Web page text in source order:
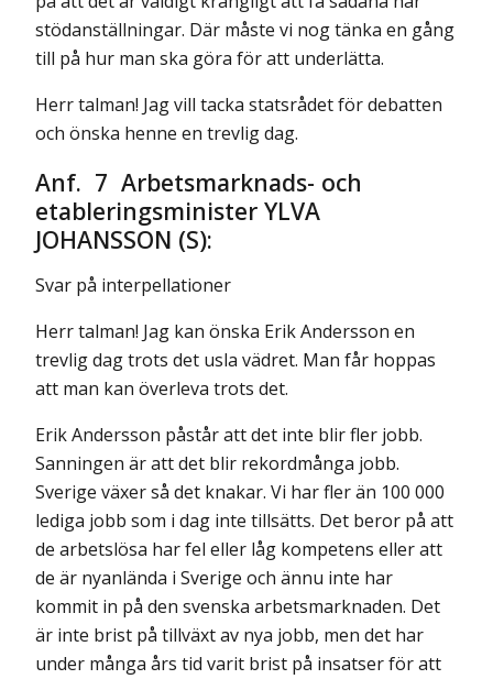
stödanställningar. Där måste vi nog tänka en gång
till på hur man ska göra för att underlätta.
Herr talman! Jag vill tacka statsrådet för debatten
och önska henne en trevlig dag.
Anf. 7 Arbetsmarknads- och
etableringsminister YLVA
JOHANSSON (S):
Svar på interpellationer
Herr talman! Jag kan önska Erik Andersson en
trevlig dag trots det usla vädret. Man får hoppas
att man kan överleva trots det.
Erik Andersson påstår att det inte blir fler jobb.
Sanningen är att det blir rekordmånga jobb.
Sverige växer så det knakar. Vi har fler än 100 000
lediga jobb som i dag inte tillsätts. Det beror på att
de arbetslösa har fel eller låg kompetens eller att
de är nyanlända i Sverige och ännu inte har
kommit in på den svenska arbetsmarknaden. Det
är inte brist på tillväxt av nya jobb, men det har
under många års tid varit brist på insatser för att